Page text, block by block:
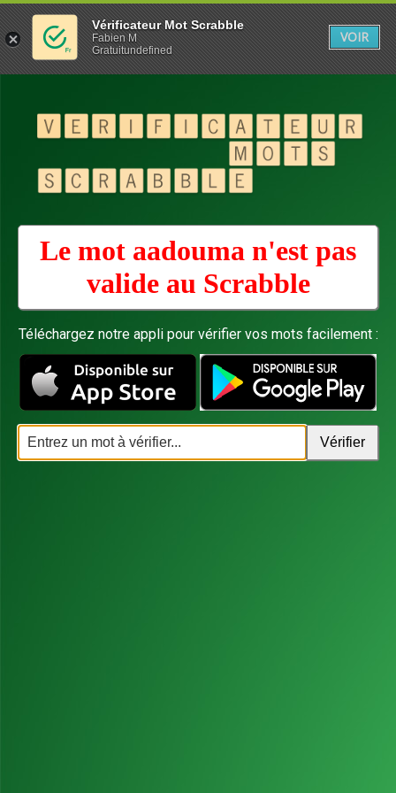
Le mot aadouma n'est pas
valide au Scrabble
Téléchargez notre appli pour vérifier vos mots facilement :
Vérificateur Mot Scrabble
Fabien M
Gratuitundefined
VOIR